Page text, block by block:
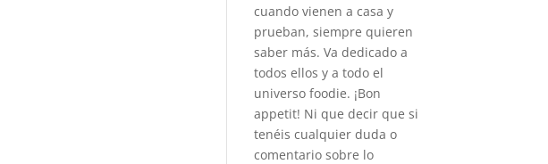
cuando vienen a casa y
prueban, siempre quieren
saber más. Va dedicado a
todos ellos y a todo el
universo foodie. ¡Bon
appetit! Ni que decir que si
tenéis cualquier duda o
comentario sobre lo